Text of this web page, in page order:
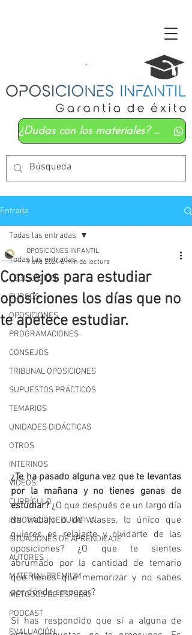
¿Dudas con los materiales? Mándanos un whatsapp
Entrada
Todas las entradas
LEGISLACIÓN
CURSOS
OPOSICIONES
PROGRAMACIONES
CONSEJOS
TRIBUNAL OPOSICIONES
SUPUESTOS PRÁCTICOS
TEMARIOS
UNIDADES DIDÁCTICAS
OTROS
INTERINOS
VIDEOS
CURRÍCULO
INNOVACIÓN EDUCATIVA
SITUACIONES DE APRENDIZAJE
AUTORES
MATERIAL PREMIUM
MÉTODOS DE ESTUDIO
PODCAST
EVALUACIÓN
Todas las entradas
Consejos para estudiar
oposiciones los días que no
te apetece estudiar.
OPOSICIONES INFANTIL
9 ene 2024 6 min de lectura
¿Te ha pasado alguna vez que te levantas
por la mañana y no tienes ganas de
estudiar? ¿O que después de un largo día
de trabajo o de clases, lo único que
quieres es relajarte y olvidarte de las
oposiciones? ¿O que te sientes
abrumado por la cantidad de temario
que tienes que memorizar y no sabes
por dónde empezar?
Si has respondido que sí a alguna de